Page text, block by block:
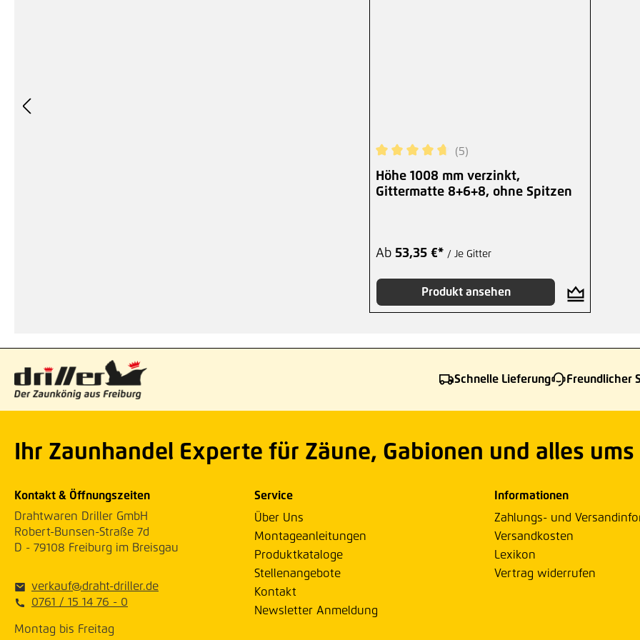
Durchschnittliche Bewertung von 4.8 von 5
(5)
Höhe 1008 mm verzinkt,
Gittermatte 8+6+8, ohne Spitzen
Ab 53,35 €* / Je Gitter
Produkt ansehen
Schnelle Lieferung Freundlicher
Ihr Zaunhandel Experte für Zäune, Gabionen und alles ums
Kontakt & Öffnungszeiten
Drahtwaren Driller GmbH
Robert-Bunsen-Straße 7d
D - 79108 Freiburg im Breisgau
verkauf@draht-driller.de
0761 / 15 14 76 - 0
Montag bis Freitag
Service
Über Uns
Montageanleitungen
Produktkataloge
Stellenangebote
Kontakt
Newsletter Anmeldung
Informationen
Zahlungs- und
Versandkosten
Lexikon
Vertrag widerrufen